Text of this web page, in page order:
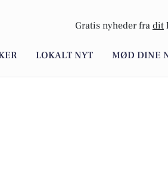
Gratis nyheder fra dit
LOKALT NYT MØD DINE